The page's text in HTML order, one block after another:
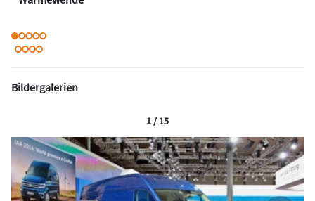
Bildergalerien
1 / 15